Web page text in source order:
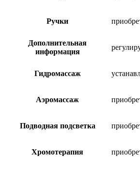
Ручки
Дополнительная
информация
Гидромассаж
Аэромассаж
Подводная подсветка
Хромотерапия